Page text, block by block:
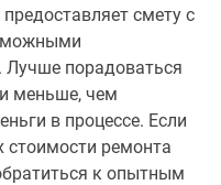
смету с
порадоваться
меньше, чем
в процессе. Если
ремонта
к опытным